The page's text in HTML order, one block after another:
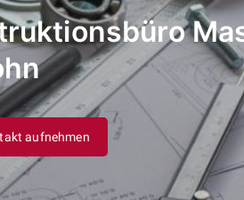
aufnehmen